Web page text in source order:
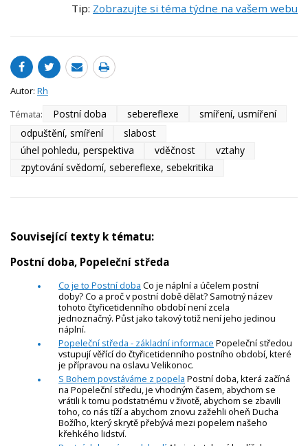
Tip: Zobrazujte si téma týdne na vašem webu
Autor: Rh
Témata:
Postní doba sebereflexe
smíření, usmíření
odpuštění, smíření
slabost
úhel pohledu, perspektiva
vděčnost
vztahy
zpytování svědomí, sebereflexe, sebekritika
Související texty k tématu:
Postní doba, Popeleční středa
Co je to Postní doba Co je náplní a účelem postní
doby? Co a proč v postní době dělat? Samotný název
tohoto čtyřicetidenního období není zcela
jednoznačný. Půst jako takový totiž není jeho jedinou
náplní.
Popeleční středa - základní informace Popeleční středou
vstupují věřící do čtyřicetidenního postního období, které
je přípravou na oslavu Velikonoc.
S Bohem povstáváme z popela Postní doba, která začíná
na Popeleční středu, je vhodným časem, abychom se
vrátili k tomu podstatnému v životě, abychom se zbavili
toho, co nás tíží a abychom znovu zažehli oheň Ducha
Božího, který skrytě přebývá mezi popelem našeho
křehkého lidství.